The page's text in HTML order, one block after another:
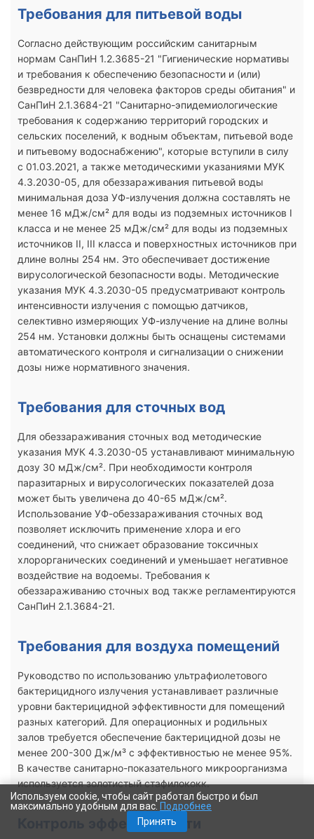
Требования для питьевой воды
Согласно действующим российским санитарным
нормам СанПиН 1.2.3685-21 "Гигиенические нормативы
и требования к обеспечению безопасности и (или)
безвредности для человека факторов среды обитания" и
СанПиН 2.1.3684-21 "Санитарно-эпидемиологические
требования к содержанию территорий городских и
сельских поселений, к водным объектам, питьевой воде
и питьевому водоснабжению", которые вступили в силу
с 01.03.2021, а также методическими указаниями МУК
4.3.2030-05, для обеззараживания питьевой воды
минимальная доза УФ-излучения должна составлять не
менее 16 мДж/см² для воды из подземных источников I
класса и не менее 25 мДж/см² для воды из подземных
источников II, III класса и поверхностных источников при
длине волны 254 нм. Это обеспечивает достижение
вирусологической безопасности воды. Методические
указания МУК 4.3.2030-05 предусматривают контроль
интенсивности излучения с помощью датчиков,
селективно измеряющих УФ-излучение на длине волны
254 нм. Установки должны быть оснащены системами
автоматического контроля и сигнализации о снижении
дозы ниже нормативного значения.
Требования для сточных вод
Для обеззараживания сточных вод методические
указания МУК 4.3.2030-05 устанавливают минимальную
дозу 30 мДж/см². При необходимости контроля
паразитарных и вирусологических показателей доза
может быть увеличена до 40-65 мДж/см².
Использование УФ-обеззараживания сточных вод
позволяет исключить применение хлора и его
соединений, что снижает образование токсичных
хлорорганических соединений и уменьшает негативное
воздействие на водоемы. Требования к
обеззараживанию сточных вод также регламентируются
СанПиН 2.1.3684-21.
Требования для воздуха помещений
Руководство по использованию ультрафиолетового
бактерицидного излучения устанавливает различные
уровни бактерицидной эффективности для помещений
разных категорий. Для операционных и родильных
залов требуется обеспечение бактерицидной дозы не
менее 200-300 Дж/м³ с эффективностью не менее 95%.
В качестве санитарно-показательного микроорганизма
используется золотистый стафилококк.
Контроль эффективности
Используем cookie, чтобы сайт работал быстро и был
максимально удобным для вас. Подробнее
Принять